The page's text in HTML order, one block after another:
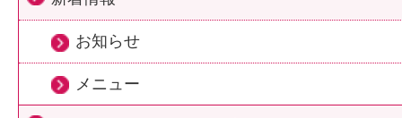
お知らせ
メニュー